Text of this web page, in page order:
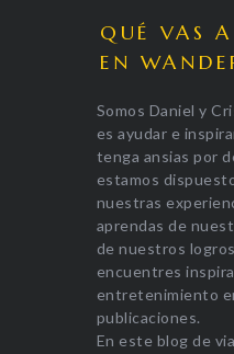
QUÉ VAS
EN
Somos Daniel y
es ayudar e
tenga ansias por
estamos
nuestras
aprendas de
de nuestros
encuentres
entretenimiento
publicaciones.
En este blog de